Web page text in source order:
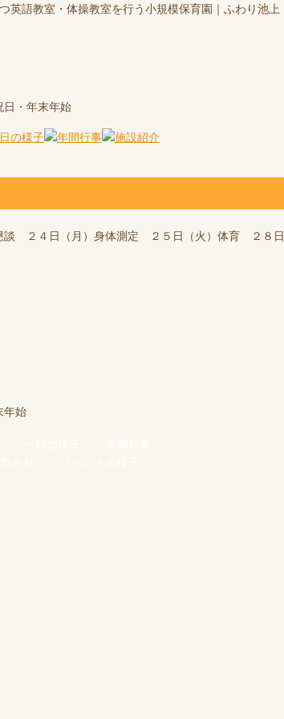
英語教室・体操教室を行う小規模保育園｜ふわり池上
・年末年始
談 ２４日（月）身体測定 ２５日（火）体育 ２８日
年始